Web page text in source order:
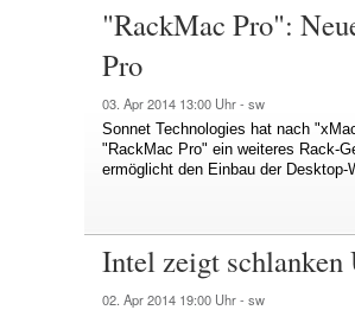
"RackMac Pro":
Pro
03. Apr 2014 13:00 Uhr - sw
Sonnet Technologies hat nach
"RackMac Pro" ein weiteres Rack-
ermöglicht den Einbau der
Intel zeigt schlanken
02. Apr 2014 19:00 Uhr - sw